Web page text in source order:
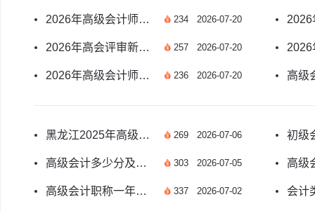
2026年高级会计师考试科目及题型分布全解析 234 2026-07-20
2026年高会评审新增多项新规 申报要求及准备指南 257 2026-07-20
2026年高级会计师成绩多少分算及格？官方解答 236 2026-07-20
黑龙江2025年高级会计师考试合格标准公布了吗？ 269 2026-07-06
高级会计多少分及格？各地区分数线有差异吗 303 2026-07-05
高级会计职称一年可考几次？考试安排详解 337 2026-07-02